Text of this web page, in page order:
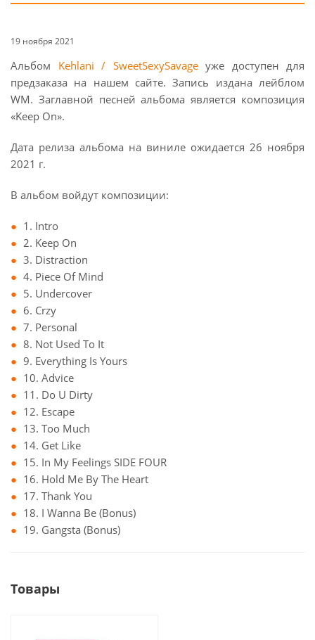
19 ноября 2021
Альбом Kehlani / SweetSexySavageуже доступен для
предзаказа на нашем сайте. Запись издана лейблом
WM. Заглавной песней альбома является композиция
«Keep On».
Дата релиза альбома на виниле ожидается 26 ноября
2021 г.
В альбом войдут композиции:
1. Intro
2. Keep On
3. Distraction
4. Piece Of Mind
5. Undercover
6. Crzy
7. Personal
8. Not Used To It
9. Everything Is Yours
10. Advice
11. Do U Dirty
12. Escape
13. Too Much
14. Get Like
15. In My Feelings SIDE FOUR
16. Hold Me By The Heart
17. Thank You
18. I Wanna Be (Bonus)
19. Gangsta (Bonus)
Товары